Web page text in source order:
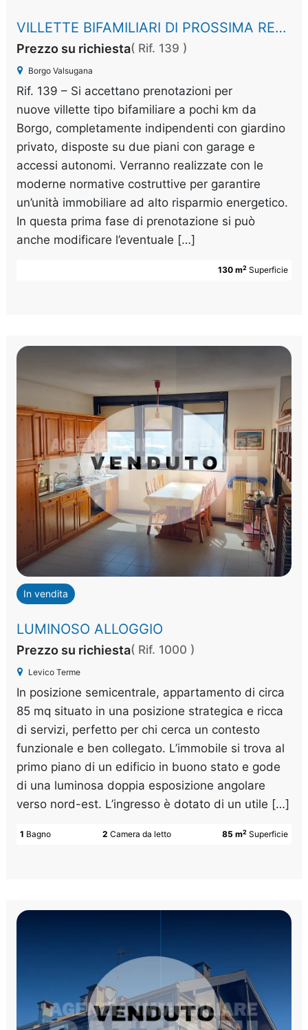
VILLETTE BIFAMILIARI DI PROSSIMA REALIZZAZIONE
Prezzo su richiesta( Rif. 139 )
Borgo Valsugana
Rif. 139 – Si accettano prenotazioni per
nuove villette tipo bifamiliare a pochi km da
Borgo, completamente indipendenti con giardino
privato, disposte su due piani con garage e
accessi autonomi. Verranno realizzate con le
moderne normative costruttive per garantire
un’unità immobiliare ad alto risparmio energetico.
In questa prima fase di prenotazione si può
anche modificare l’eventuale […]
130 m2 Superficie
In vendita
LUMINOSO ALLOGGIO
Prezzo su richiesta( Rif. 1000 )
Levico Terme
In posizione semicentrale, appartamento di circa
85 mq situato in una posizione strategica e ricca
di servizi, perfetto per chi cerca un contesto
funzionale e ben collegato. L’immobile si trova al
primo piano di un edificio in buono stato e gode
di una luminosa doppia esposizione angolare
verso nord-est. L’ingresso è dotato di un utile […]
85 m2 Superficie
2 Camera da letto
1 Bagno